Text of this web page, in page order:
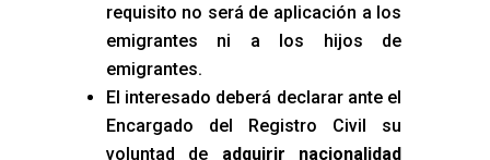
requisito no será de aplicación a los
emigrantes ni a los hijos de
emigrantes.
El interesado deberá declarar ante el
Encargado del Registro Civil su
voluntad de adquirir nacionalidad